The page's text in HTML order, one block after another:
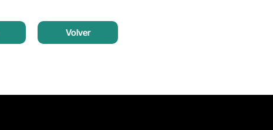
Volver